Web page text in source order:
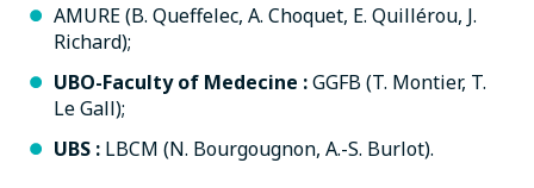
AMURE(B. Queffelec, A. Choquet, E. Quillérou, J.
Richard);
UBO-Faculty of Medecine :GGFB(T. Montier, T.
Le Gall);
UBS : LBCM (N. Bourgougnon, A.-S. Burlot).